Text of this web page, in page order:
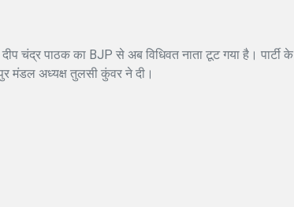
चंद्र पाठक का BJP से अब विधिवत नाता टूट गया है। पार्टी के
मंडल अध्यक्ष तुलसी कुंवर ने दी।